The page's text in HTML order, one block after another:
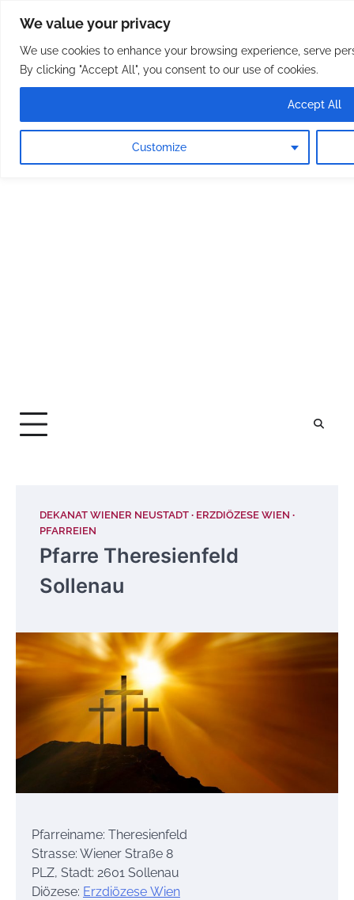
We value your privacy
We use cookies to enhance your browsing experience, serve
By clicking "Accept All", you consent to our use of cookies.
Customize
Accept All
content
Osterreichische Pfarreie
DEKANAT WIENER NEUSTADT
ERZDIÖZESE WIEN
PFARREIEN
Pfarre Theresienfeld
Sollenau
Pfarreiname: Theresienfeld
Strasse: Wiener Straße 8
PLZ, Stadt: 2601 Sollenau
Diözese: Erzdiözese Wien